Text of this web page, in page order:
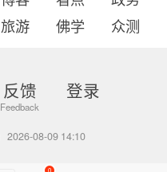
旅游 佛学 众测
反馈 登录
2026-08-09 14:10